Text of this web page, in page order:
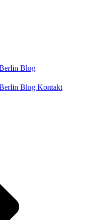
Blog
Blog Kontakt